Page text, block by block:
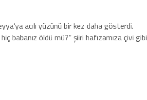
acılı yüzünü bir kez daha gösterdi.
babanız öldü mü?” şiiri hafızamıza çivi gibi